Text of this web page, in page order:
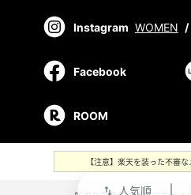
swap_vert 人気順
Instagram WOMEN /
Facebook
ROOM
【注意】楽天を装った不審